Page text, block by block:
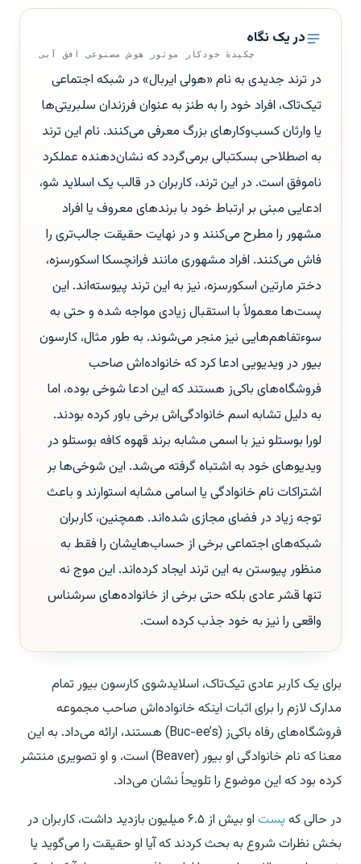
در یک نگاه
چکیدهٔ خودکار موتور هوش مصنوعی افق آبی
در ترند جدیدی به نام «هولی ایربال» در شبکه اجتماعی
تیک‌تاک، افراد خود را به طنز به عنوان فرزندان سلبریتی‌ها
یا وارثان کسب‌وکارهای بزرگ معرفی می‌کنند. نام این ترند
به اصطلاحی بسکتبالی برمی‌گردد که نشان‌دهنده عملکرد
ناموفق است. در این ترند، کاربران در قالب یک اسلاید شو،
ادعایی مبنی بر ارتباط خود با برندهای معروف یا افراد
مشهور را مطرح می‌کنند و در نهایت حقیقت جالب‌تری را
فاش می‌کنند. افراد مشهوری مانند فرانچسکا اسکورسزه،
دختر مارتین اسکورسزه، نیز به این ترند پیوسته‌اند. این
پست‌ها معمولاً با استقبال زیادی مواجه شده و حتی به
سوءتفاهم‌هایی نیز منجر می‌شوند. به طور مثال، کارسون
بیور در ویدیویی ادعا کرد که خانواده‌اش صاحب
فروشگاه‌های باکی‌ز هستند که این ادعا شوخی بوده، اما
به دلیل تشابه اسم خانوادگی‌اش برخی باور کرده بودند.
لورا بوستلو نیز با اسمی مشابه برند قهوه کافه بوستلو در
ویدیوهای خود به اشتباه گرفته می‌شد. این شوخی‌ها بر
اشتراکات نام خانوادگی یا اسامی مشابه استوارند و باعث
توجه زیاد در فضای مجازی شده‌اند. همچنین، کاربران
شبکه‌های اجتماعی برخی از حساب‌هایشان را فقط به
منظور پیوستن به این ترند ایجاد کرده‌اند. این موج نه
تنها قشر عادی بلکه حتی برخی از خانواده‌های سرشناس
واقعی را نیز به خود جذب کرده است.
برای یک کاربر عادی تیک‌تاک، اسلایدشوی کارسون بیور تمام
مدارک لازم را برای اثبات اینکه خانواده‌اش صاحب مجموعه
فروشگاه‌های رفاه باکی‌ز (Buc-ee’s) هستند، ارائه می‌داد. به این
معنا که نام خانوادگی او بیور (Beaver) است، و او تصویری منتشر
کرده بود که این موضوع را تلویحاً نشان می‌داد.
در حالی که پست
او بیش از ۶.۵ میلیون بازدید داشت، کاربران در
بخش نظرات شروع به بحث کردند که آیا او حقیقت را می‌گوید یا